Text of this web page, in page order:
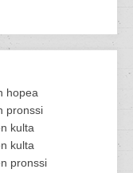
hopea
pronssi
kulta
kulta
pronssi